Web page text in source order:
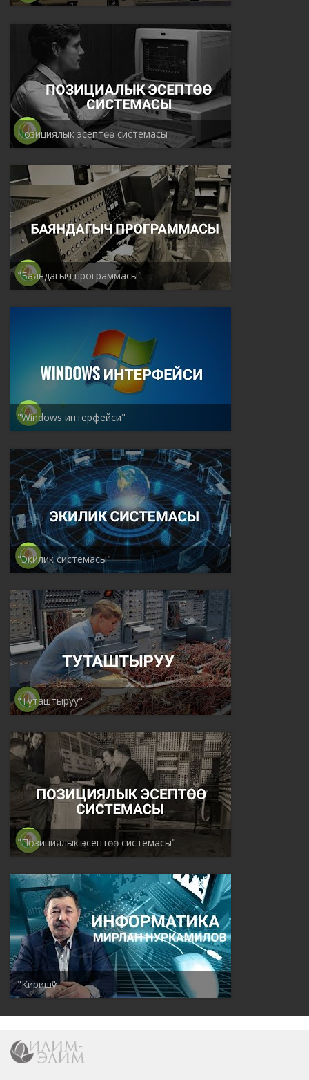
Позициялык эсептөө системасы
"Баяндагыч программасы"
"Windows интерфейси"
"Экилик системасы"
"Туташтыруу"
"Позициялык эсептөө системасы"
"Киришүү"